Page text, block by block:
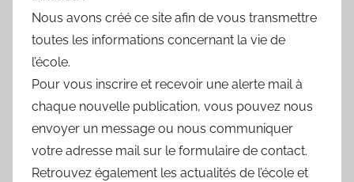
Nous avons créé ce site afin de vous transmettre
toutes les informations concernant la vie de
l’école.
Pour vous inscrire et recevoir une alerte mail à
chaque nouvelle publication, vous pouvez nous
envoyer un message ou nous communiquer
votre adresse mail sur le formulaire de contact.
Retrouvez également les actualités de l’école et